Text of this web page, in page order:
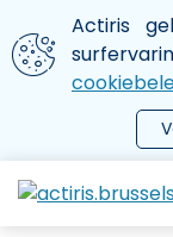
Aller au contenu
We gebruiken
Actiris
le menu